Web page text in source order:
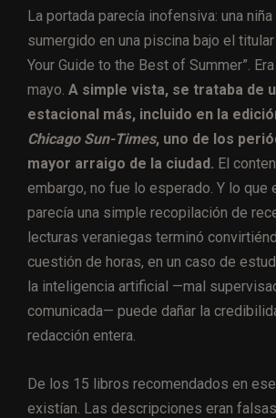
La portada parecía inofensiva: una
sumergido en una piscina bajo el titular
Your Guide to the Best of Summer”.
mayo. A simple vista, se trataba de
estacional más, incluido en la
Chicago Sun-Times, uno de los
mayor arraigo de la ciudad. El
embargo, no fue lo esperado. Y lo que
parecía una simple recopilación de
lecturas veraniegas terminó
cuestión de horas, en un caso de
la inteligencia artificial —mal
comunicada— puede dañar la
redacción entera.
De los 15 libros recomendados en
existían. Las descripciones eran